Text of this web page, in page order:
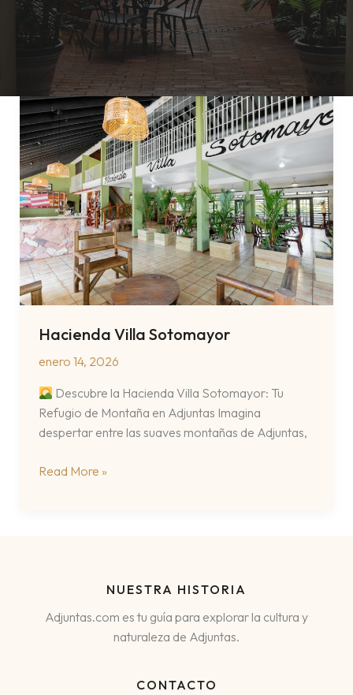
Hacienda Villa Sotomayor
enero 14, 2026
Descubre la Hacienda Villa Sotomayor: Tu
Refugio de Montaña en Adjuntas Imagina
despertar entre las suaves montañas de Adjuntas,
Hacienda
Read More »
NUESTRA HISTORIA
Adjuntas.com es tu guía para explorar la cultura y
naturaleza de Adjuntas.
CONTACTO